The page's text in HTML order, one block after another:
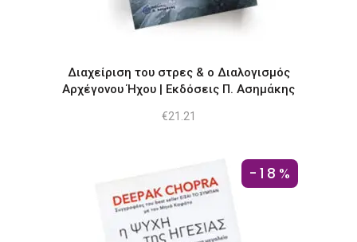
Διαχείριση του στρες & ο Διαλογισμός
Αρχέγονου Ήχου | Εκδόσεις Π. Ασημάκης
€21.21
-18%